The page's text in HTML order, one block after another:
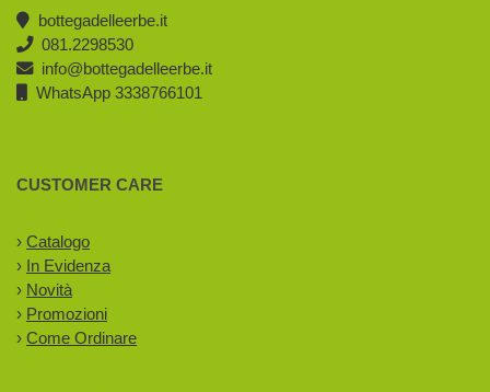
bottegadelleerbe.it
081.2298530
info@bottegadelleerbe.it
WhatsApp 3338766101
CUSTOMER CARE
› Catalogo
› In Evidenza
› Novità
› Promozioni
› Come Ordinare